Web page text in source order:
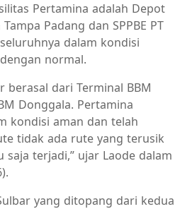
Pertamina adalah Depot
Padang dan SPPBE PT
dalam kondisi
normal.
berasal dari Terminal BBM
Donggala. Pertamina
kondisi aman dan telah
tidak ada rute yang terusik
saja terjadi,” ujar Laode dalam
yang ditopang dari kedua